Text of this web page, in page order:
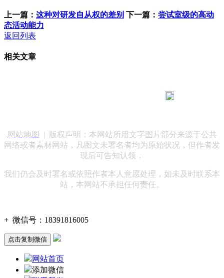
上一篇： 这种对研发自从权的差别 下一篇： 尝试室级的高动
态活动能力
返回列表
相关文章
网站地图
| 版权声明：本网站所用文字图片部分来源于公共
网络或者素材网站，凡图文未署名者均为原始状况，但作者发
现后可告知认领，
我们仍会及时署名或依照作者本人意愿处理，如未及时联系本
站，本网站不承担任何责任。
+ 微信号： 18391816005
点击复制微信
网站首页
添加微信